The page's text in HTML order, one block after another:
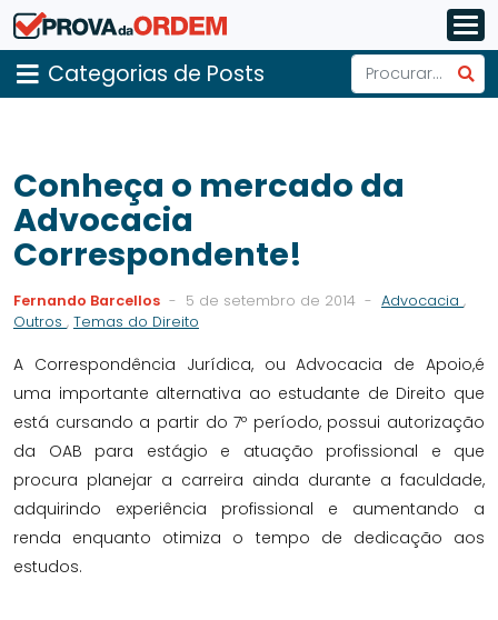
Categorias de Posts
Conheça o mercado da
Advocacia
Correspondente!
Fernando Barcellos - 5 de setembro de 2014 - Advocacia ,
Outros , Temas do Direito
A Correspondência Jurídica, ou Advocacia de Apoio,é
uma importante alternativa ao estudante de Direito que
está cursando a partir do 7º período, possui autorização
da OAB para estágio e atuação profissional e que
procura planejar a carreira ainda durante a faculdade,
adquirindo experiência profissional e aumentando a
renda enquanto otimiza o tempo de dedicação aos
estudos.